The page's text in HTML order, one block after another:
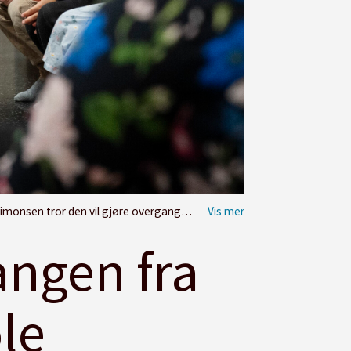
vil gjøre overgangen til skolen lettere.
fra